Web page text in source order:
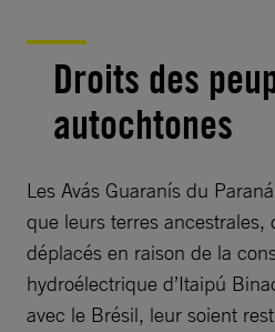
Droits des
autochtones
Les Avás Guaranís du
que leurs terres ancestrales,
déplacés en raison de la
hydroélectrique d’Itaipú
avec le Brésil, leur soient